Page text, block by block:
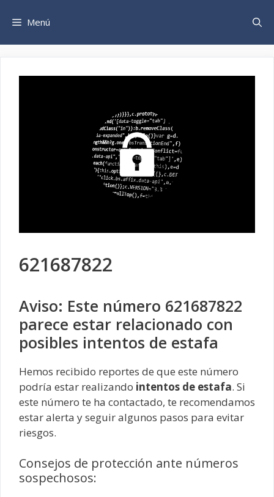
Menú
621687822
Aviso: Este número 621687822
parece estar relacionado con
posibles intentos de estafa
Hemos recibido reportes de que este número
podría estar realizando intentos de estafa. Si
este número te ha contactado, te recomendamos
estar alerta y seguir algunos pasos para evitar
riesgos.
Consejos de protección ante números
sospechosos: